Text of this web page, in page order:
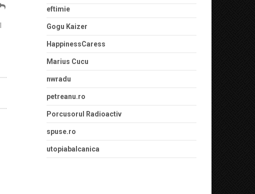
eftimie
Gogu Kaizer
HappinessCaress
Marius Cucu
nwradu
petreanu.ro
Porcusorul Radioactiv
spuse.ro
utopiabalcanica